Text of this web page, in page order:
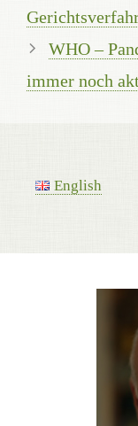
WHO –
immer noch
English